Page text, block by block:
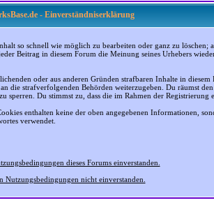
- Einverständniserklärung
so schnell wie möglich zu bearbeiten oder ganz zu löschen;
Beitrag in diesem Forum die Meinung seines Urhebers
oder aus anderen Gründen strafbaren Inhalte in
die strafverfolgenden Behörden weiterzugeben. Du räumst
sperren. Du stimmst zu, dass die im Rahmen der Registrierung
enthalten keine der oben angegebenen Informationen,
verwendet.
dieses Forums einverstanden.
Nutzungsbedingungen nicht einverstanden.